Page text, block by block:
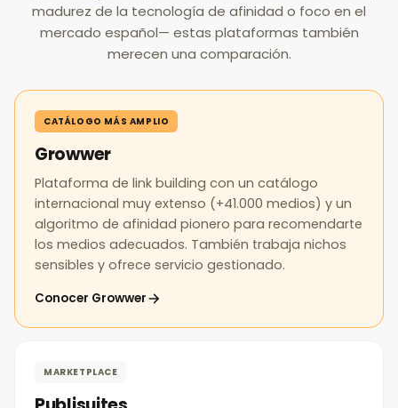
madurez de la tecnología de afinidad o foco en el
mercado español— estas plataformas también
merecen una comparación.
CATÁLOGO MÁS AMPLIO
Growwer
Plataforma de link building con un catálogo
internacional muy extenso (+41.000 medios) y un
algoritmo de afinidad pionero para recomendarte
los medios adecuados. También trabaja nichos
sensibles y ofrece servicio gestionado.
Conocer Growwer
MARKETPLACE